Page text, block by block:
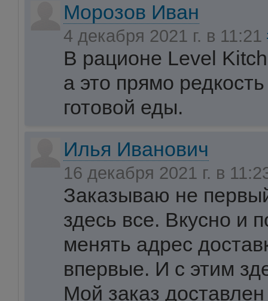
Морозов Иван
4 декабря 2021 г. в 11:21
В рационе Level
а это прямо
готовой еды.
Илья Иванович
16 декабря 2021 г. в
Заказываю не
здесь все. Вкусно и
менять адрес
впервые. И с этим
Мой заказ